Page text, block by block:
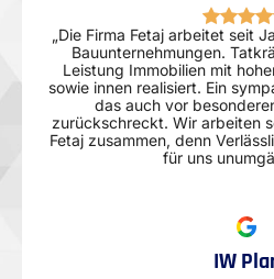
„Die Firma Fetaj arbeitet seit
Bauunternehmungen.
Leistung Immobilien mit
sowie innen realisiert. Ein
das auch vor
zurückschreckt. Wir arbeiten
Fetaj zusammen, denn
für uns
IW